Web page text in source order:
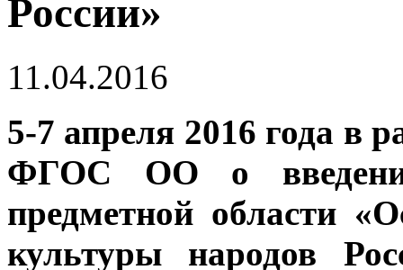
России»
11.04.2016
5-7 апреля 2016 года в
ФГОС ОО о
предметной области
культуры народов